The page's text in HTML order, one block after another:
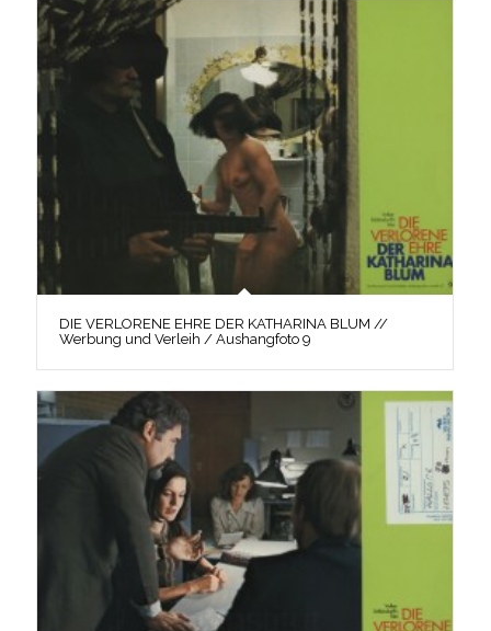
DIE VERLORENE EHRE DER KATHARINA BLUM //
Werbung und Verleih / Aushangfoto 9